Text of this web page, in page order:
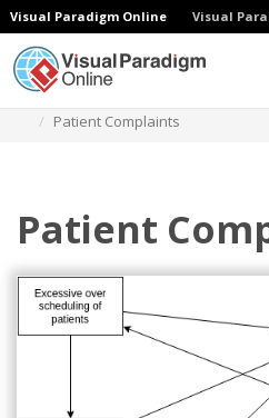
Visual Paradigm Online Visual
Patient Complaints
Patient